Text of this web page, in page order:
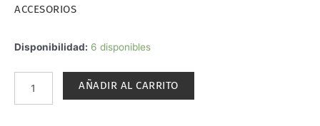
ACCESORIOS
Disponibilidad: 6 disponibles
LED
ROJO
AÑADIR AL CARRITO